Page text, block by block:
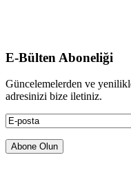
E-Bülten Aboneliği
Güncelemelerden ve
adresinizi bize iletiniz.